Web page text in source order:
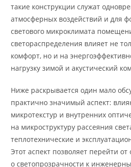
такие конструкции служат
атмосферных воздействий и для
светового микроклимата
светораспределения влияет не
комфорт, но и на
нагрузку зимой и акустический
Ниже раскрывается один мало
практично значимый аспект:
микротекстур и внутренних
на микроструктуру рассеяния
теплотехнические и
Этот аспект позволяет перейти
о светопрозрачности к